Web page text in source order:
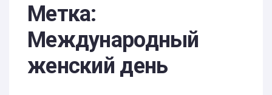
Метка:
Международный
женский день